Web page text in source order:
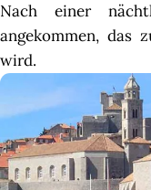
Nach einer
angekommen, das
wird.